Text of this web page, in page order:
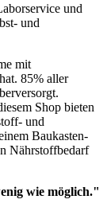
und
und
mit
85% aller
Shop bieten
und
Baukasten-
Nährstoffbedarf
wie möglich."